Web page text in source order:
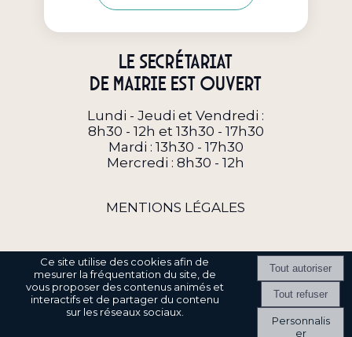
Le secrétariat
de Mairie est ouvert
Lundi - Jeudi et Vendredi :
8h30 - 12h et 13h30 - 17h30
Mardi : 13h30 - 17h30
Mercredi : 8h30 - 12h
MENTIONS LÉGALES
Site commercialisé par Centre France Solution Pro - Création et
hébergement du site Internet réalisé par Net15
Conditions Générales d'Utilisation-
Ce site utilise des cookies afin de
mesurer la fréquentation du site, de
vous proposer des contenus animés et
interactifs et de partager du contenu
sur les réseaux sociaux.
Personnalis
er